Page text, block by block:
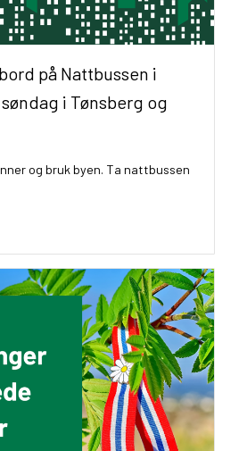
på Nattbussen i
i Tønsberg og
og bruk byen. Ta nattbussen